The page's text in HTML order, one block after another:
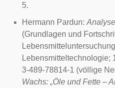
5.
Hermann Pardun:
(Grundlagen und
Lebensmitteltechnologie;
3-489-78814-1 (völlige
Wachs: „Öle und Fette –